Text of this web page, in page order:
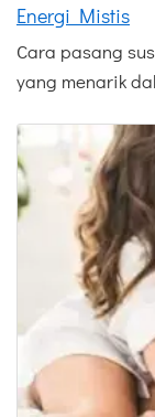
Energi Mistis
Cara pasang
yang menarik